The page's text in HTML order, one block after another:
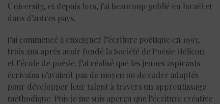
University, et depuis lors, j’ai beaucoup publié en Israël et
dans d’autres pays.
J’ai commencé à enseigner l’écriture poétique en 1993,
trois ans après avoir fondé la Société de Poésie Hélicon
et l’école de poésie. J’ai réalisé que les jeunes aspirants
écrivains n’avaient pas de moyen ou de cadre adaptés
pour développer leur talent à travers un apprentissage
méthodique. Puis je me suis aperçu que l’écriture créative